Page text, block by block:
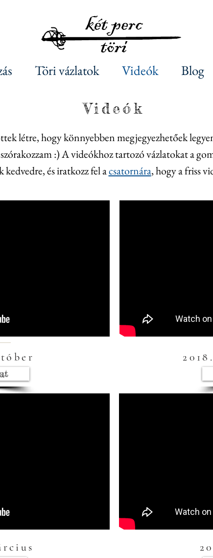
Töri vázlatok Videók Blog
Videók
létre, hogy könnyebben megjegyezhetőek
:) A videókhoz tartozó vázlatokat a
és iratkozz fel acsatornára,hogy a friss